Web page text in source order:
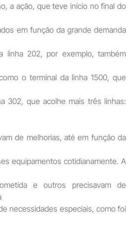
a ação, que teve início no final do
em função da grande demanda
linha 202, por exemplo, também
o terminal da linha 1500, que
302, que acolhe mais três linhas:
de melhorias, até em função da
equipamentos cotidianamente. A
e outros precisavam de
necessidades especiais, como foi